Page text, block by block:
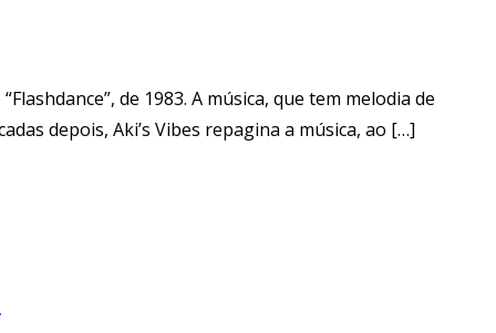
de 1983. A música, que tem melodia de
depois, Aki’s Vibes repagina a música, ao […]